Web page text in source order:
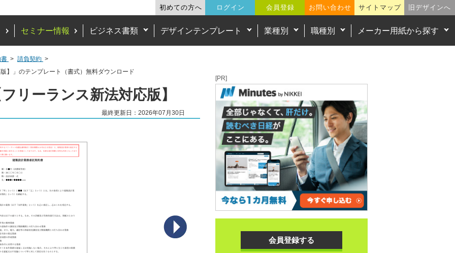
初めての方へ ログイン 会員登録 お問い合わせ サイトマップ 旧デザインへ
セミナー情報 ビジネス書類 デザインテンプレート 業種別 職種別 メーカー用紙から探す
請負契約
】」のテンプレート（書式）無料ダウンロード
リーランス新法対応版】
最終更新日：2026年07月30日
[PR]
会員登録する